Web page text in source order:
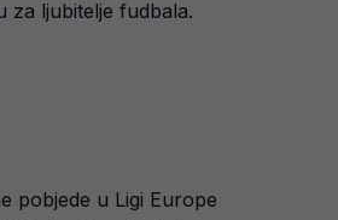
za ljubitelje fudbala.
pobjede u Ligi Europe